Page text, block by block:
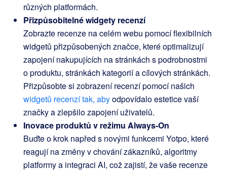
různých platformách.
Přizpůsobitelné widgety recenzí
Zobrazte recenze na celém webu pomocí flexibilních
widgetů přizpůsobených značce, které optimalizují
zapojení nakupujících na stránkách s podrobnostmi
o produktu, stránkách kategorií a cílových stránkách.
Přizpůsobte si zobrazení recenzí pomocí našich
widgetů recenzí tak, abyodpovídalo estetice vaší
značky a zlepšilo zapojení uživatelů.
Inovace produktů v režimu Always-On
Buďte o krok napřed s novými funkcemi Yotpo, které
reagují na změny v chování zákazníků, algoritmy
platformy a integraci AI, což zajistí, že vaše recenze